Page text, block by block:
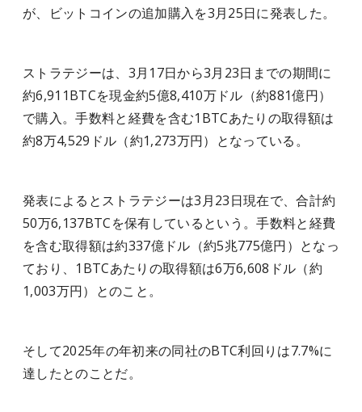
が、ビットコインの追加購入を3月25日に発表した。
ストラテジーは、3月17日から3月23日までの期間に
約6,911BTCを現金約5億8,410万ドル（約881億円）
で購入。手数料と経費を含む1BTCあたりの取得額は
約8万4,529ドル（約1,273万円）となっている。
発表によるとストラテジーは3月23日現在で、合計約
50万6,137BTCを保有しているという。手数料と経費
を含む取得額は約337億ドル（約5兆775億円）となっ
ており、1BTCあたりの取得額は6万6,608ドル（約
1,003万円）とのこと。
そして2025年の年初来の同社のBTC利回りは7.7%に
達したとのことだ。